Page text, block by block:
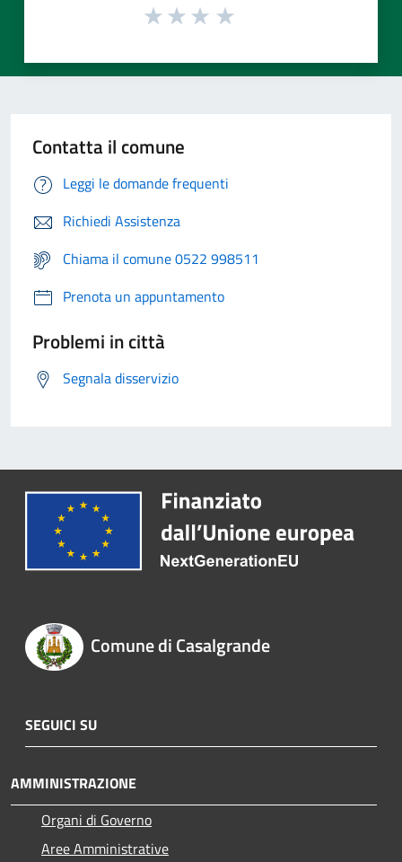
Contatta il comune
Leggi le domande frequenti
Richiedi Assistenza
Chiama il comune 0522 998511
Prenota un appuntamento
Problemi in città
Segnala disservizio
Comune di Casalgrande
SEGUICI SU
AMMINISTRAZIONE
Organi di Governo
Aree Amministrative